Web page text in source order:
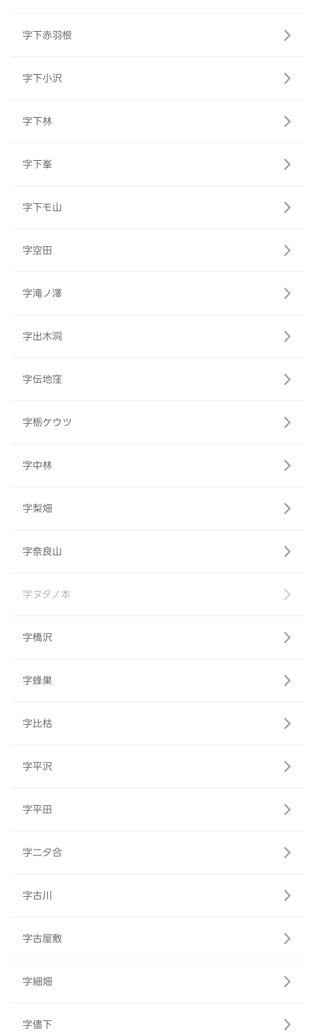
字下赤羽根
字下小沢
字下林
字下峯
字下モ山
字空田
字滝ノ澤
字出木洞
字伝地窪
字栃ケウツ
字中林
字梨畑
字奈良山
字ヌタノ本
字橋沢
字蜂巣
字比枯
字平沢
字平田
字二タ合
字古川
字古屋敷
字細畑
字儘下